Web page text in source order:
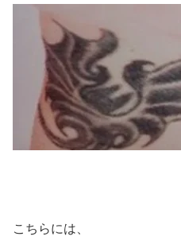
こちらには、